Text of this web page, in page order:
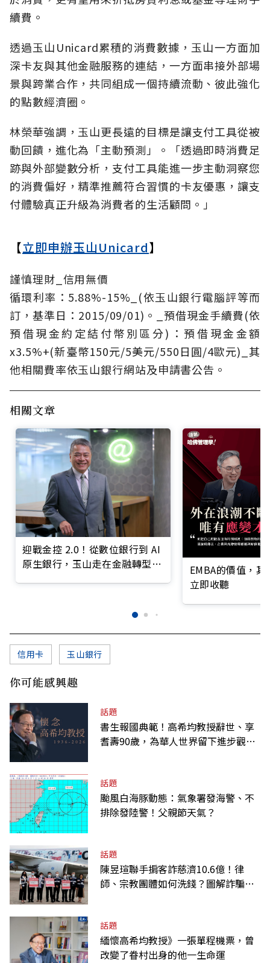
續費。
透過玉山Unicard累積的消費數據，玉山一方面加
深卡友與其他金融服務的連結，一方面串接外部場
景與跨業合作，共同組成一個持續流動、彼此強化
的點數經濟圈。
林榮華強調，玉山更長遠的目標是讓支付工具從被
動回饋，進化為「主動預測」。「透過即時消費足
跡與外部變數分析，支付工具能進一步主動洞察您
的消費偏好，精準推薦符合習慣的卡友優惠，讓支
付體驗真正升級為消費者的生活顧問。」
【立即申辦玉山Unicard】
謹慎理財_信用無價
循環利率：5.88%-15%_(依玉山銀行電腦評等而
訂，基準日：2015/09/01)。_預借現金手續費(依
預借現金約定結付幣別區分)：預借現金金額
x3.5%+(新臺幣150元/5美元/550日圓/4歐元)_其
他相關費率依玉山銀行網站及申請書公告。
相關文章
迎戰金控 2.0！從數位銀行到 AI
原生銀行，玉山走在金融轉型最
EMBA的價值，
立即收聽
信用卡 玉山銀行
你可能感興趣
話題
書生報國典範！高希均教授辭世、享
耆壽90歲，為華人世界留下進步觀念
話題
颱風白海豚動態：氣象署發海警、不
排除發陸警！父親節天氣？
話題
陳昱瑄聯手掮客詐慈濟10.6億！律
師、宗教團體如何洗錢？圖解詐騙關
話題
緬懷高希均教授》一張單程機票，曾
改變了眷村出身的他一生命運